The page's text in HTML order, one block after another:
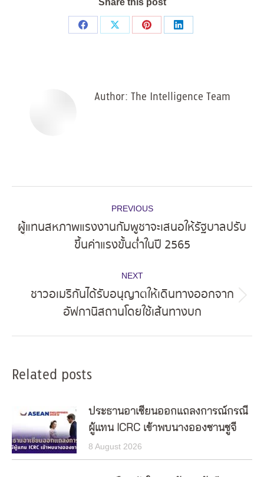
Share this post
Share
Share
Share
Share
Author: The Intelligence Team
navigation
PREVIOUS
Previous
post:
ผู้แทนสหภาพแรงงานกัมพูชาจะเสนอให้รัฐบาลปรับ
ขึ้นค่าแรงขั้นต่ำในปี 2565
NEXT
Next
post:
ชาวอเมริกันได้รับอนุญาตให้เดินทางออกจาก
อัฟกานิสถานโดยใช้เส้นทางบก
Related posts
ประธานอาเซียนออกแถลงการณ์กรณี
ผู้แทน ICRC เข้าพบนางอองซานซูจี
8 August 2026